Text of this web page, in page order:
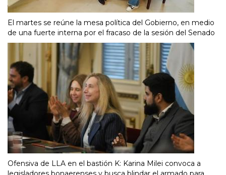
El martes se reúne la mesa política del Gobierno, en medio
de una fuerte interna por el fracaso de la sesión del Senado
Ofensiva de LLA en el bastión K: Karina Milei convoca a